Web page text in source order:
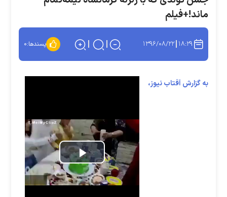
ماند!+فیلم
۱۸:۲۹ ۱۳۹۶/۰۸/۲۲ پسندها:۰
به گزارش آفتاب نیوز،
Play
Video